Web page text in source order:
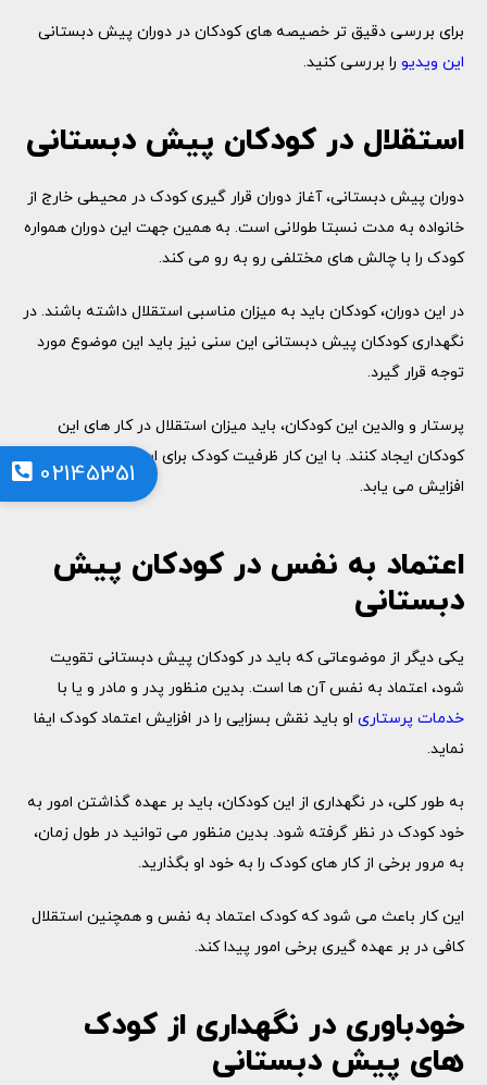
02145351
برای بررسی دقیق تر خصیصه های کودکان در دوران پیش دبستانی
این ویدیو را بررسی کنید.
استقلال در کودکان پیش دبستانی
دوران پیش دبستانی، آغاز دوران قرار گیری کودک در محیطی خارج از
خانواده به مدت نسبتا طولانی است. به همین جهت این دوران همواره
کودک را با چالش های مختلفی رو به رو می کند.
در این دوران، کودکان باید به میزان مناسبی استقلال داشته باشند. در
نگهداری کودکان پیش دبستانی این سنی نیز باید این موضوع مورد
توجه قرار گیرد.
پرستار و والدین این کودکان، باید میزان استقلال در کار های این
کودکان ایجاد کنند. با این کار ظرفیت کودک برای استقلال داشتن
افزایش می یابد.
اعتماد به نفس در کودکان پیش
دبستانی
یکی دیگر از موضوعاتی که باید در کودکان پیش دبستانی تقویت
شود، اعتماد به نفس آن ها است. بدین منظور پدر و مادر و یا با
خدمات پرستاری او باید نقش بسزایی را در افزایش اعتماد کودک ایفا
نماید.
به طور کلی، در نگهداری از این کودکان، باید بر عهده گذاشتن امور به
خود کودک در نظر گرفته شود. بدین منظور می توانید در طول زمان،
به مرور برخی از کار های کودک را به خود او بگذارید.
این کار باعث می شود که کودک اعتماد به نفس و همچنین استقلال
کافی در بر عهده گیری برخی امور پیدا کند.
خودباوری در نگهداری از کودک
های پیش دبستانی